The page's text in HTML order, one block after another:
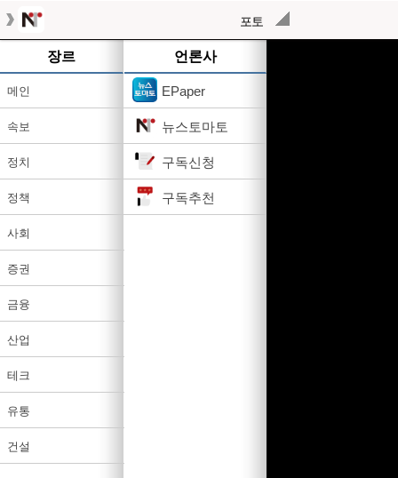
포토
장르
메인
속보
정치
정책
사회
증권
금융
산업
테크
유통
건설
언론사
EPaper
뉴스토마토
구독신청
구독추천
작성된 기사가 없습니다.